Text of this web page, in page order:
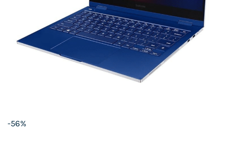
-56%